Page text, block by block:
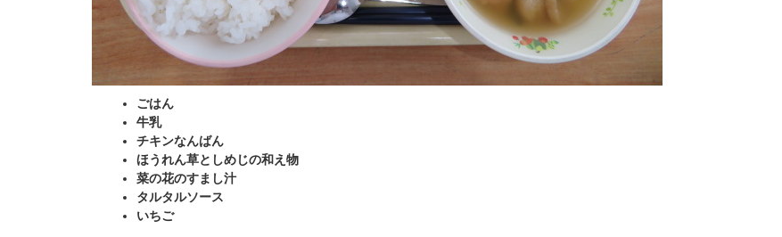
ごはん
牛乳
チキンなんばん
ほうれん草としめじの和え物
菜の花のすまし汁
タルタルソース
いちご